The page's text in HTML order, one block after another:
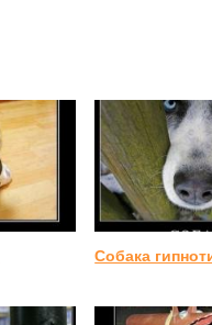
Собака